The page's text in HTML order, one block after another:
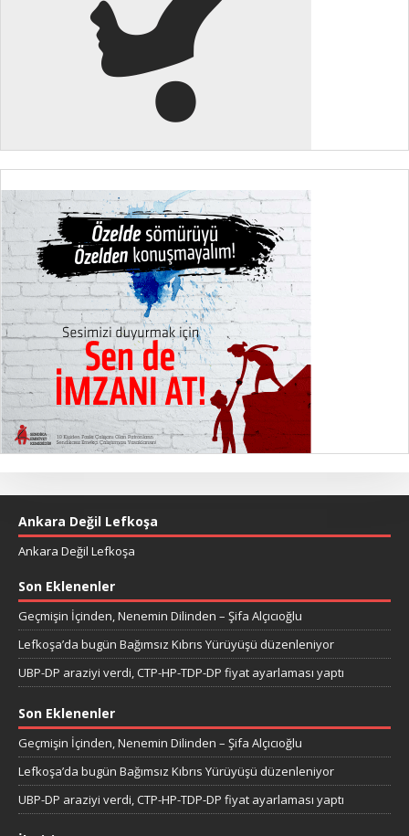
Ankara Değil Lefkoşa
Ankara Değil Lefkoşa
Son Eklenenler
Geçmişin İçinden, Nenemin Dilinden – Şifa Alçıcıoğlu
Lefkoşa’da bugün Bağımsız Kıbrıs Yürüyüşü düzenleniyor
UBP-DP araziyi verdi, CTP-HP-TDP-DP fiyat ayarlaması yaptı
Son Eklenenler
Geçmişin İçinden, Nenemin Dilinden – Şifa Alçıcıoğlu
Lefkoşa’da bugün Bağımsız Kıbrıs Yürüyüşü düzenleniyor
UBP-DP araziyi verdi, CTP-HP-TDP-DP fiyat ayarlaması yaptı